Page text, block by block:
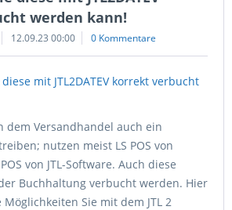
werden kann!
12.09.23 00:00 0 Kommentare
dem Versandhandel auch ein
nutzen meist LS POS von
von JTL-Software. Auch diese
Buchhaltung verbucht werden. Hier
Sie mit dem JTL 2